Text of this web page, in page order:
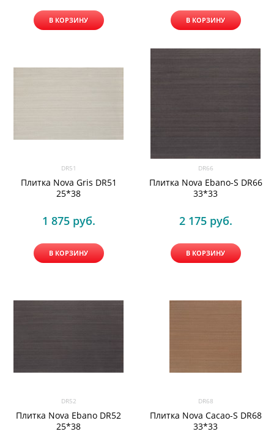
В КОРЗИНУ В КОРЗИНУ
DR51
Плитка Nova Gris DR51
25*38
1 875 руб.
В КОРЗИНУ
DR66
Плитка Nova Ebano-S DR66
33*33
2 175 руб.
В КОРЗИНУ
DR52
Плитка Nova Ebano DR52
25*38
DR68
Плитка Nova Cacao-S DR68
33*33